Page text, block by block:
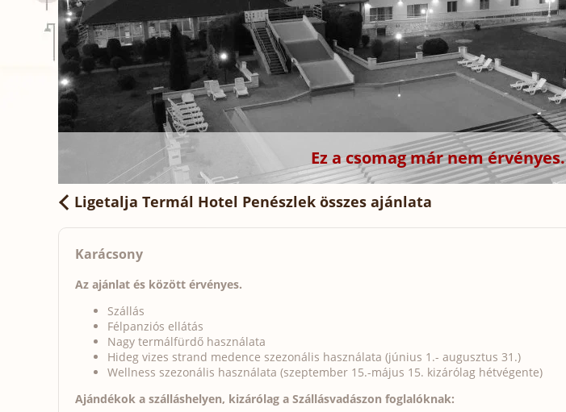
Ez a csomag már nem érvényes.
Ligetalja Termál Hotel Penészlek összes ajánlata
Karácsony
Az ajánlat és között érvényes.
Szállás
Félpanziós ellátás
Nagy termálfürdő használata
Hideg vizes strand medence szezonális használata (június 1.- augusztus 31.)
Wellness szezonális használata (szeptember 15.-május 15. kizárólag hétvégente)
Ajándékok a szálláshelyen, kizárólag a Szállásvadászon foglalóknak: